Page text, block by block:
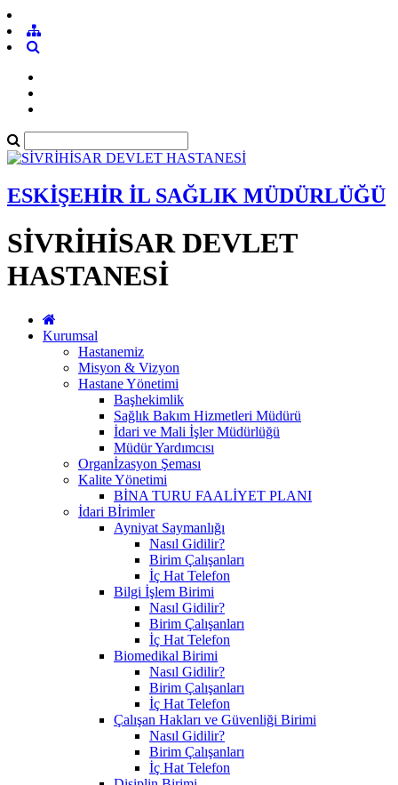
ESKİŞEHİR İL SAĞLIK MÜDÜRLÜĞÜ
SİVRİHİSAR DEVLET
HASTANESİ
Kurumsal
Hastanemiz
Misyon & Vizyon
Hastane Yönetimi
Başhekimlik
Sağlık Bakım Hizmetleri Müdürü
İdari ve Mali İşler Müdürlüğü
Müdür Yardımcısı
Organİzasyon Şeması
Kalite Yönetimi
BİNA TURU FAALİYET PLANI
İdari Bİrimler
Ayniyat Saymanlığı
Nasıl Gidilir?
Birim Çalışanları
İç Hat Telefon
Bilgi İşlem Birimi
Nasıl Gidilir?
Birim Çalışanları
İç Hat Telefon
Biomedikal Birimi
Nasıl Gidilir?
Birim Çalışanları
İç Hat Telefon
Çalışan Hakları ve Güvenliği Birimi
Nasıl Gidilir?
Birim Çalışanları
İç Hat Telefon